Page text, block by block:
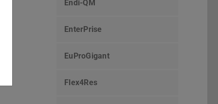
Endi-QM
EnterPrise
EuProGigant
Flex4Res